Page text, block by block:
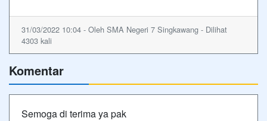
31/03/2022 10:04 - Oleh SMA Negeri 7 Singkawang - Dilihat
4303 kali
Komentar
Semoga di terima ya pak